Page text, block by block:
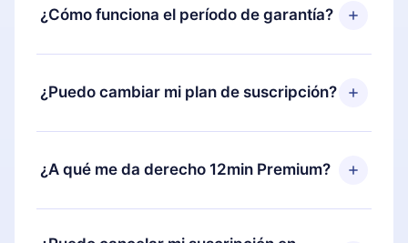
¿Cómo funciona el período de garantía?
Puedes descargar nuestra aplicación y comenzar a
disfrutar de nuestra biblioteca. Si por alguna razón
no estás satisfecho con nuestra plataforma,
días posteriores a la compra y solicita el
pagaste, sin preguntas ni burocracia.
¿Puedo cambiar mi plan de suscripción?
Sí, pero el cambio solo se aplicará a partir del
próximo período de facturación. Por ejemplo, si
decides cambiar tu suscripción mensual a anual,
¿A qué me da derecho 12min Premium?
12min Premium es un plan que te garantiza acceso
a toda nuestra biblioteca de más de 2500 títulos